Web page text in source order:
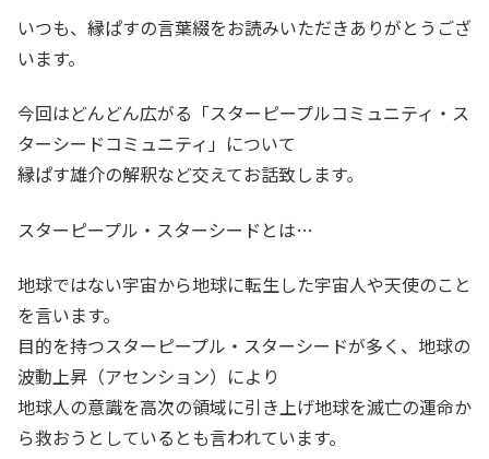
いつも、縁ぱすの言葉綴をお読みいただきありがとうござ
います。
今回はどんどん広がる「スターピープルコミュニティ・ス
ターシードコミュニティ」について
縁ぱす雄介の解釈など交えてお話致します。
スターピープル・スターシードとは…
地球ではない宇宙から地球に転生した宇宙人や天使のこと
を言います。
目的を持つスターピープル・スターシードが多く、地球の
波動上昇（アセンション）により
地球人の意識を高次の領域に引き上げ地球を滅亡の運命か
ら救おうとしているとも言われています。